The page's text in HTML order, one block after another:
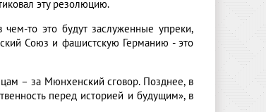
эту резолюцию.
то это будут заслуженные упреки,
Союз и фашистскую Германию - это
– за Мюнхенский сговор. Позднее, в
перед историей и будущим», в